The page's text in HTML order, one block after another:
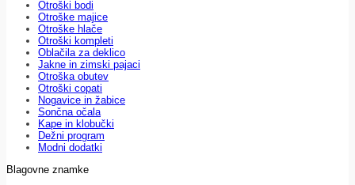
Otroški bodi
Otroške majice
Otroške hlače
Otroški kompleti
Oblačila za deklico
Jakne in zimski pajaci
Otroška obutev
Otroški copati
Nogavice in žabice
Sončna očala
Kape in klobučki
Dežni program
Modni dodatki
Blagovne znamke